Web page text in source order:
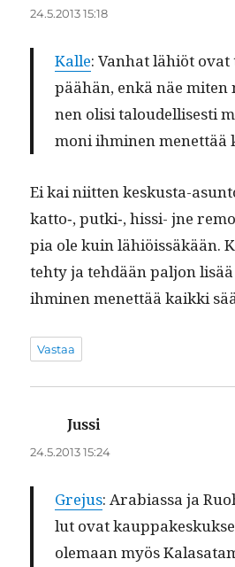
24.5.2013 15:18
Kalle: Van­hat lähiöt ovat
päähän, enkä näe
nen olisi taloudel­lis­es­ti
moni ihmi­nen menet­tää
Ei kai niit­ten keskus­ta-
katto‑, putki‑, hissi- jne
pia ole kuin lähiöis­säkään.
tehty ja tehdään paljon
ihmi­nen menet­tää kaik­ki
Vastaa
Jussi
24.5.2013 15:24
Gre­jus: Ara­bi­as­sa ja
lut ovat
ole­maan myös